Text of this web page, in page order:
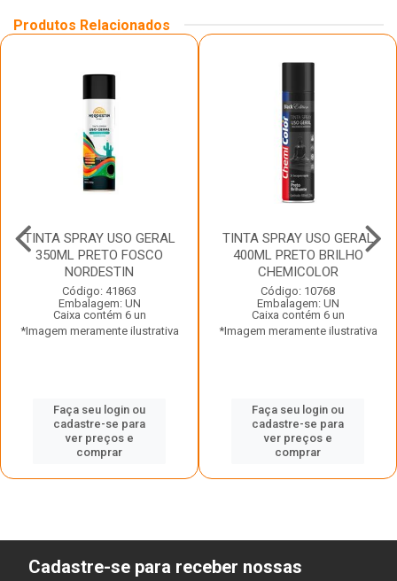
Produtos Relacionados
TINTA SPRAY USO GERAL
350ML PRETO FOSCO
NORDESTIN
Código: 41863
Embalagem: UN
Caixa contém 6 un
*Imagem meramente ilustrativa
Faça seu login ou
cadastre-se para
ver preços e
comprar
TINTA SPRAY USO GERAL
400ML PRETO BRILHO
CHEMICOLOR
Código: 10768
Embalagem: UN
Caixa contém 6 un
*Imagem meramente ilustrativa
Faça seu login ou
cadastre-se para
ver preços e
comprar
Cadastre-se para receber nossas